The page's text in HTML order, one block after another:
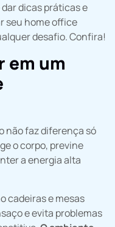
dicas práticas e
seu home office
desafio. Confira!
em um
não faz diferença só
o corpo, previne
a energia alta
cadeiras e mesas
e evita problemas